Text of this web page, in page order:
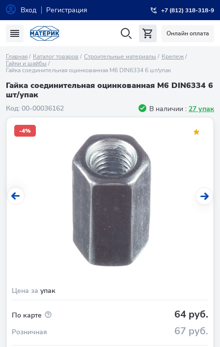
Вход Регистрация +7 (812) 318-318-9
Онлайн оплата
Главная Каталог товаров Строительные материалы
Крепеж
Гайки и шайбы
Гайка соединительная оцинкованная М6 DIN6334 6 шт/упак
Гайка соединительная оцинкованная М6 DIN6334 6
шт/упак
Код: 00-00036162 В наличии : 27 упак
Цена за упак
-4%
По карте 64 руб.
Розничная 67 руб.